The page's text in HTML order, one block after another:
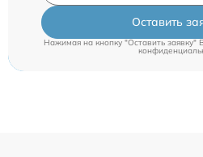
Оставить
Нажимая на кнопку "Оставить заявку"